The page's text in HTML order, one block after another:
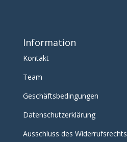
Information
Kontakt
Team
Geschäftsbedingungen
Datenschutzerklärung
Ausschluss des Widerrufsrechts